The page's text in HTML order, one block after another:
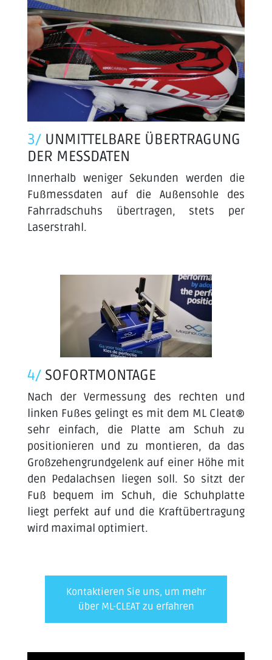
3/ UNMITTELBARE ÜBERTRAGUNG
DER MESSDATEN
Innerhalb weniger Sekunden werden die
Fußmessdaten auf die Außensohle des
Fahrradschuhs übertragen, stets per
Laserstrahl.
4/ SOFORTMONTAGE
Nach der Vermessung des rechten und
linken Fußes gelingt es mit dem ML Cleat®
sehr einfach, die Platte am Schuh zu
positionieren und zu montieren, da das
Großzehengrundgelenk auf einer Höhe mit
den Pedalachsen liegen soll. So sitzt der
Fuß bequem im Schuh, die Schuhplatte
liegt perfekt auf und die Kraftübertragung
wird maximal optimiert.
Kontaktieren Sie uns, um mehr
über ML-CLEAT zu erfahren